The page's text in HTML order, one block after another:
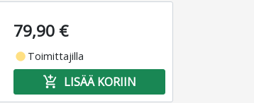
79,90 €
fiber_manual_record Toimittajilla
add_shopping_cart LISÄÄ KORIIN